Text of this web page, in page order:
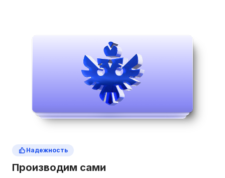
Надежность
Производим сами